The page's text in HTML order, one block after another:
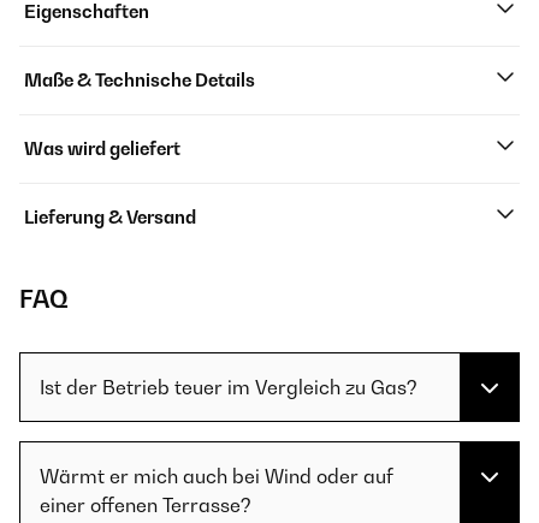
Eigenschaften
Maße & Technische Details
Was wird geliefert
Lieferung & Versand
FAQ
Ist der Betrieb teuer im Vergleich zu Gas?
Wärmt er mich auch bei Wind oder auf
einer offenen Terrasse?